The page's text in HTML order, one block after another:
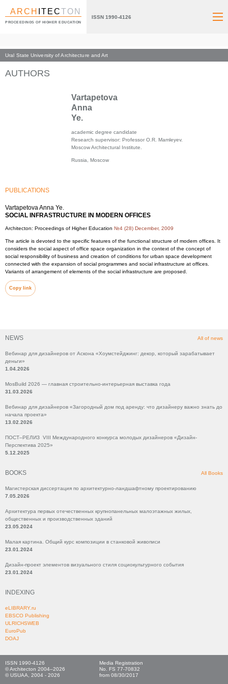
ARCH ITECTON
PROCEEDINGS OF HIGHER EDUCATION
ISSN 1990-4126
Ural State University of Architecture and Art
NEWS All of news
Вебинар для дизайнеров от Аскона «Хоумстейджинг: декор, который зарабатывает
деньги»
1.04.2026
MosBuild 2026 — главная строительно-интерьерная выставка года
31.03.2026
Вебинар для дизайнеров «Загородный дом под аренду: что дизайнеру важно знать до
начала проекта»
13.02.2026
ПОСТ–РЕЛИЗ VIII Международного конкурса молодых дизайнеров «Дизайн-
Перспектива 2025»
5.12.2025
BOOKS All Books
Магистерская диссертация по архитектурно-ландшафтному проектированию
7.05.2026
Архитектура первых отечественных крупнопанельных малоэтажных жилых,
общественных и производственных зданий
23.05.2024
Малая картина. Общий курс композиции в станковой живописи
23.01.2024
Дизайн-проект элементов визуального стиля социокультурного события
23.01.2024
INDEXING
eLIBRARY.ru
EBSCO Publishing
ULRICHSWEB
EuroPub
DOAJ
Index page
AUTHORS
Vartapetova
Anna
Ye.
academic degree candidate
Research supervisor: Professor O.R. Mamleyev.
Moscow Architectural Institute.
Russia, Moscow
PUBLICATIONS
Vartapetova Anna Ye.
SOCIAL INFRASTRUCTURE IN MODERN OFFICES
Architecton: Proceedings of Higher Education №4 (28) December, 2009
The article is devoted to the specific features of the functional structure of modern offices. It
considers the social aspect of office space organization in the context of the concept of
social responsibility of business and creation of conditions for urban space development
connected with the expansion of social programmes and social infrastructure at offices.
Variants of arrangement of elements of the social infrastructure are proposed.
Copy link
ISSN 1990-4126
© Architecton 2004–2026
© USUAA, 2004 - 2026
Media Registration
No. FS 77-70832
from 08/30/2017